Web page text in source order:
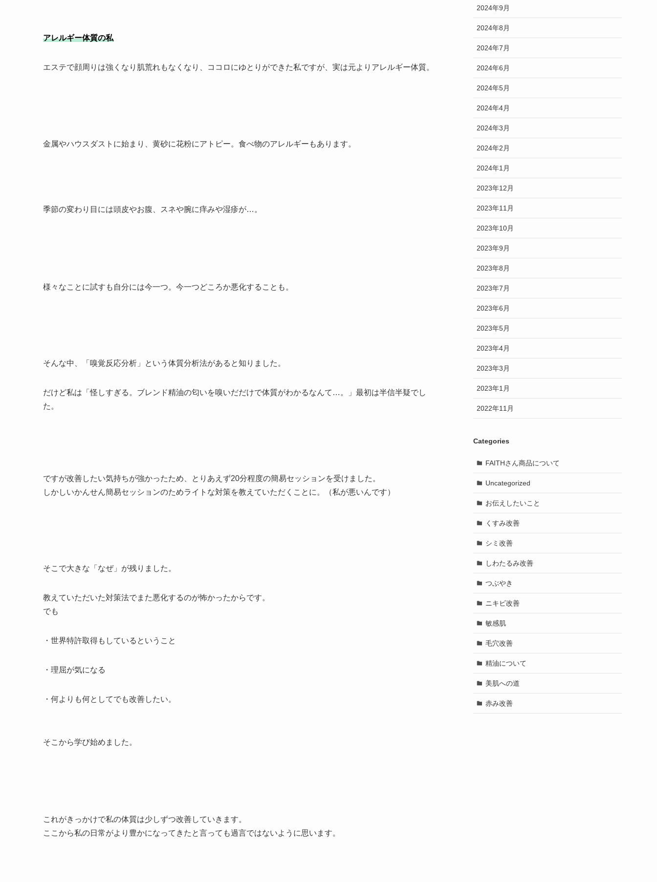
アレルギー体質の私
エステで顔周りは強くなり肌荒れもなくなり、ココロにゆとりができた私ですが、実は元よりアレルギー体質。
金属やハウスダストに始まり、黄砂に花粉にアトピー。食べ物のアレルギーもあります。
季節の変わり目には頭皮やお腹、スネや腕に痒みや湿疹が…。
様々なことに試すも自分には今一つ。今一つどころか悪化することも。
そんな中、「嗅覚反応分析」という体質分析法があると知りました。
だけど私は「怪しすぎる。ブレンド精油の匂いを嗅いだだけで体質がわかるなんて…。」最初は半信半疑でし
た。
ですが改善したい気持ちが強かったため、とりあえず20分程度の簡易セッションを受けました。
しかしいかんせん簡易セッションのためライトな対策を教えていただくことに。（私が悪いんです）
そこで大きな「なぜ」が残りました。
教えていただいた対策法でまた悪化するのが怖かったからです。
でも
・世界特許取得もしているということ
・理屈が気になる
・何よりも何としてでも改善したい。
そこから学び始めました。
これがきっかけで私の体質は少しずつ改善していきます。
ここから私の日常がより豊かになってきたと言っても過言ではないように思います。
2024年9月
2024年8月
2024年7月
2024年6月
2024年5月
2024年4月
2024年3月
2024年2月
2024年1月
2023年12月
2023年11月
2023年10月
2023年9月
2023年8月
2023年7月
2023年6月
2023年5月
2023年4月
2023年3月
2023年1月
2022年11月
Categories
FAITHさん商品について
Uncategorized
お伝えしたいこと
くすみ改善
シミ改善
しわたるみ改善
つぶやき
ニキビ改善
敏感肌
毛穴改善
精油について
美肌への道
赤み改善